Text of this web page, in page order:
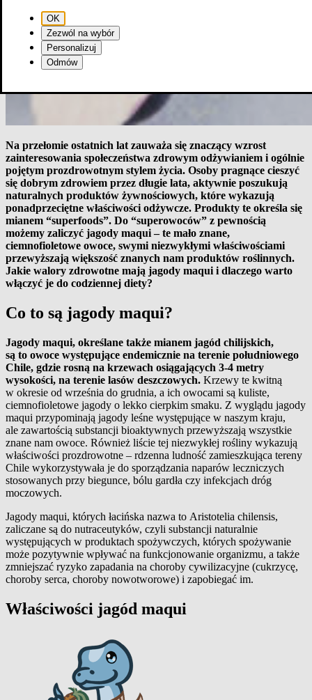
Na przełomie ostatnich lat zauważa się znaczący wzrost
zainteresowania społeczeństwa zdrowym odżywianiem i ogólnie
pojętym prozdrowotnym stylem życia. Osoby pragnące cieszyć
się dobrym zdrowiem przez długie lata, aktywnie poszukują
naturalnych produktów żywnościowych, które wykazują
ponadprzeciętne właściwości odżywcze. Produkty te określa się
mianem “superfoods”. Do “superowoców” z pewnością
możemy zaliczyć jagody maqui – te mało znane,
ciemnofioletowe owoce, swymi niezwykłymi właściwościami
przewyższają większość znanych nam produktów roślinnych.
Jakie walory zdrowotne mają jagody maqui i dlaczego warto
włączyć je do codziennej diety?
Co to są jagody maqui?
Jagody maqui, określane także mianem jagód chilijskich,
są to owoce występujące endemicznie na terenie południowego
Chile, gdzie rosną na krzewach osiągających 3-4 metry
wysokości, na terenie lasów deszczowych. Krzewy te kwitną
w okresie od września do grudnia, a ich owocami są kuliste,
ciemnofioletowe jagody o lekko cierpkim smaku. Z wyglądu jagody
maqui przypominają jagody leśne występujące w naszym kraju,
ale zawartością substancji bioaktywnych przewyższają wszystkie
znane nam owoce. Również liście tej niezwykłej rośliny wykazują
właściwości prozdrowotne – rdzenna ludność zamieszkująca tereny
Chile wykorzystywała je do sporządzania naparów leczniczych
stosowanych przy biegunce, bólu gardła czy infekcjach dróg
moczowych.
Jagody maqui, których łacińska nazwa to Aristotelia chilensis,
zaliczane są do nutraceutyków, czyli substancji naturalnie
występujących w produktach spożywczych, których spożywanie
może pozytywnie wpływać na funkcjonowanie organizmu, a także
zmniejszać ryzyko zapadania na choroby cywilizacyjne (cukrzycę,
choroby serca, choroby nowotworowe) i zapobiegać im.
Właściwości jagód maqui
OK
Zezwól na wybór
Personalizuj
Odmów